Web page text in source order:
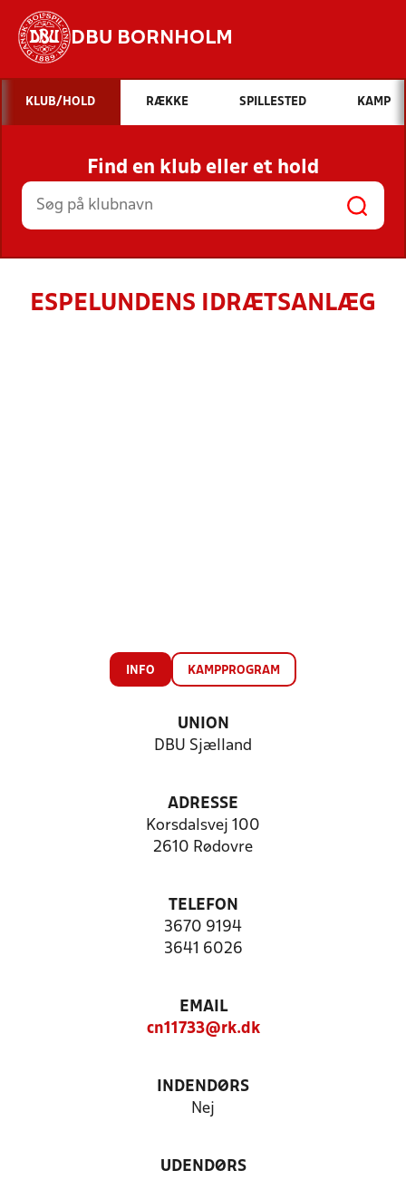
DBU BORNHOLM
Hvad vil du søge efter?
INDHOLD OG NYHEDER
STILLINGER, RESULTATER, KLUBBER OG
HOLD
KLUB/HOLD RÆKKE SPILLESTED KAMP
Find en klub eller et hold
ESPELUNDENS IDRÆTSANLÆG
INFO KAMPPROGRAM
UNION
DBU Sjælland
ADRESSE
Korsdalsvej 100
2610 Rødovre
TELEFON
3670 9194
3641 6026
EMAIL
cn11733@rk.dk
INDENDØRS
Nej
UDENDØRS